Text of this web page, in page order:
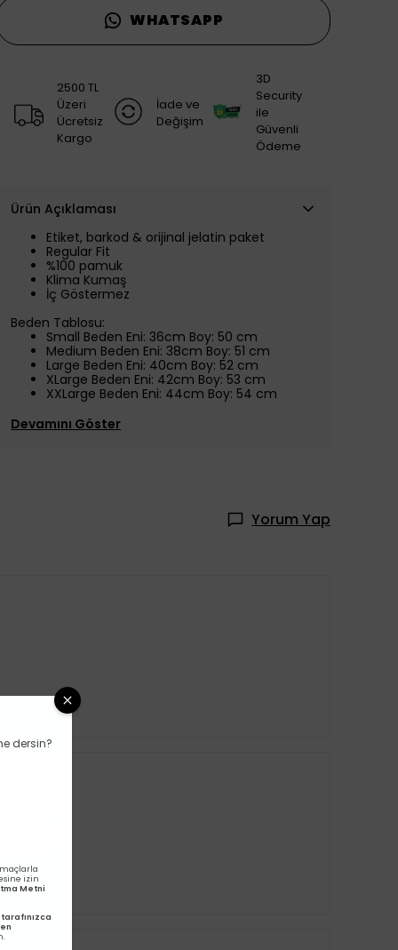
WHATSAPP
2500 TL
Üzeri
Ücretsiz
Kargo
İade ve
Değişim
3D
Security
ile
Güvenli
Ödeme
Ürün Açıklaması
Etiket, barkod & orijinal jelatin paket
Regular Fit
%100 pamuk
Klima Kumaş
İç Göstermez
Beden Tablosu:
Small Beden Eni: 36cm Boy: 50 cm
Medium Beden Eni: 38cm Boy: 51 cm
Large Beden Eni: 40cm Boy: 52 cm
XLarge Beden Eni: 42cm Boy: 53 cm
XXLarge Beden Eni: 44cm Boy: 54 cm
Devamını Göster
Yorum Yap
dersin?
izin
Metni